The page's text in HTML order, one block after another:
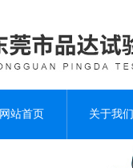
网站首页 关于我们